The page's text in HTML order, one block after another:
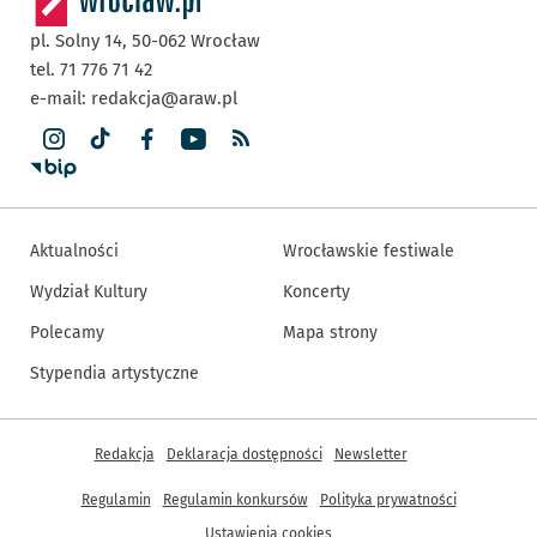
pl. Solny 14, 50-062 Wrocław
tel. 71 776 71 42
e-mail: redakcja@araw.pl
Aktualności
Wydział Kultury
Polecamy
Stypendia artystyczne
Wrocławskie festiwale
Koncerty
Mapa strony
Inne informacje
Redakcja Deklaracja dostępności Newsletter
Regulamin Regulamin konkursów
Polityka prywatności
Ustawienia cookies